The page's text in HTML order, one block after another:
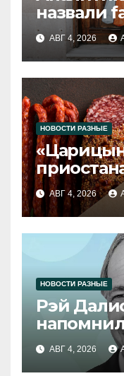
назвали
2026 года
АВГ 4, 2026
НОВОСТИ РАЗНЫЕ
АВГ 4, 2026
НОВОСТИ РАЗНЫЕ
Рэй
АВГ 4, 2026